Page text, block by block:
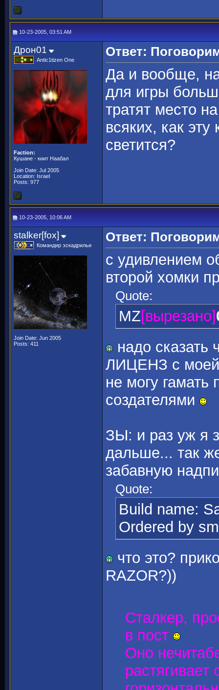
10-23-2005, 03:51 AM
Дрон01
Antic1tizen One
Faction:
Кушане - киит Наабал
Join Date: Jul 2005
Location: Israel
Posts: 977
Ответ:
Да и вообще, на
для игры
тратят место
всяких, как
светится?
10-23-2005, 10:06 AM
stalker[fox]
Командир эскадрильи
Join Date: Jun 2005
Posts: 411
Ответ:
с удивлением
второй хомки
Quote:
MZ[вырезано]
надо сказать
ЛИЦЕНЗ с моей
не могу гамать
создателями
ЗЫ: и раз уж я
дальше... так
забавную
Quote:
Build name:
Ordered by
что это?
RAZOR?))
Сталкер,
в пост
Оно